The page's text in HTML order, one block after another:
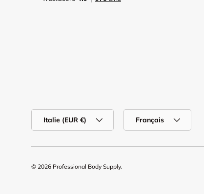
Italie (EUR €) Français
© 2026 Professional Body Supply.